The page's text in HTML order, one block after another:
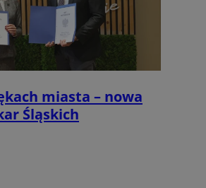
miasta – nowa
Śląskich